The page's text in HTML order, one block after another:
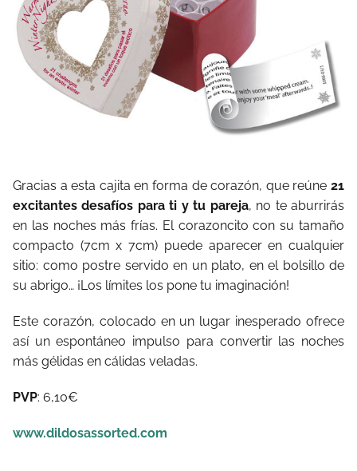
Gracias a esta cajita en forma de corazón, que reúne 21
excitantes desafíos para ti y tu pareja, no te aburrirás
en las noches más frías. El corazoncito con su tamaño
compacto (7cm x 7cm) puede aparecer en cualquier
sitio: como postre servido en un plato, en el bolsillo de
su abrigo… ¡Los límites los pone tu imaginación!
Este corazón, colocado en un lugar inesperado ofrece
así un espontáneo impulso para convertir las noches
más gélidas en cálidas veladas.
PVP: 6,10€
www.dildosassorted.com